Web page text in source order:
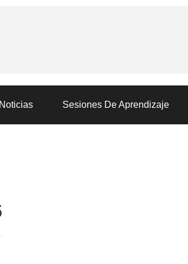
Noticias Sesiones De Aprendizaje